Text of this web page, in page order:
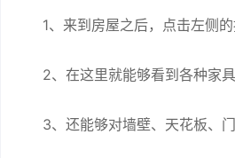
1、来到房屋之后，点击左侧的
2、在这里就能够看到各种家具
3、还能够对墙壁、天花板、门